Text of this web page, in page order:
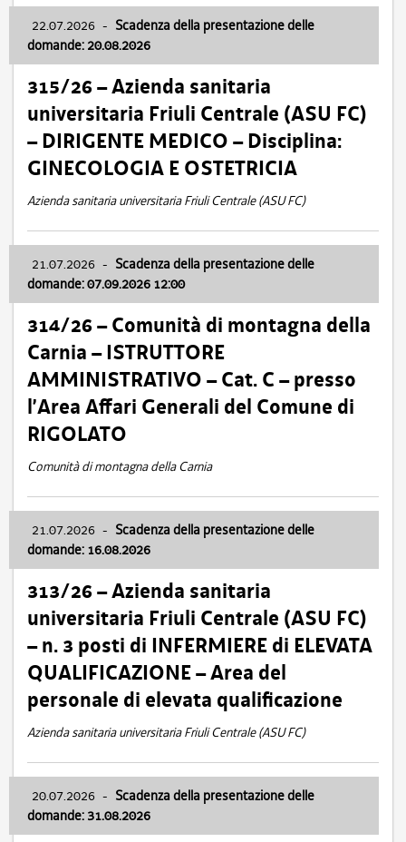
22.07.2026 - Scadenza della presentazione delle
domande: 20.08.2026
315/26 – Azienda sanitaria
universitaria Friuli Centrale (ASU FC)
– DIRIGENTE MEDICO – Disciplina:
GINECOLOGIA E OSTETRICIA
Azienda sanitaria universitaria Friuli Centrale (ASU FC)
21.07.2026 - Scadenza della presentazione delle
domande: 07.09.2026 12:00
314/26 – Comunità di montagna della
Carnia – ISTRUTTORE
AMMINISTRATIVO – Cat. C – presso
l’Area Affari Generali del Comune di
RIGOLATO
Comunità di montagna della Carnia
21.07.2026 - Scadenza della presentazione delle
domande: 16.08.2026
313/26 – Azienda sanitaria
universitaria Friuli Centrale (ASU FC)
– n. 3 posti di INFERMIERE di ELEVATA
QUALIFICAZIONE – Area del
personale di elevata qualificazione
Azienda sanitaria universitaria Friuli Centrale (ASU FC)
20.07.2026 - Scadenza della presentazione delle
domande: 31.08.2026